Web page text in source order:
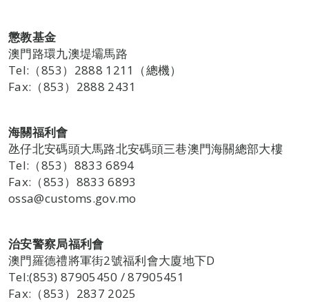
懲教基金
澳門路環九澳堤壩馬路
Tel:（853）2888 1211（總機）
Fax:（853）2888 2431
海關福利會
氹仔北安碼頭大馬路北安碼頭三巷澳門海關總部大樓
Tel:（853）8833 6894
Fax:（853）8833 6893
ossa@customs.gov.mo
治安警察局福利會
澳門羅德禮將軍街2號福利會大廈地下D
Tel:(853) 87905450 / 87905451
Fax:（853）2837 2025